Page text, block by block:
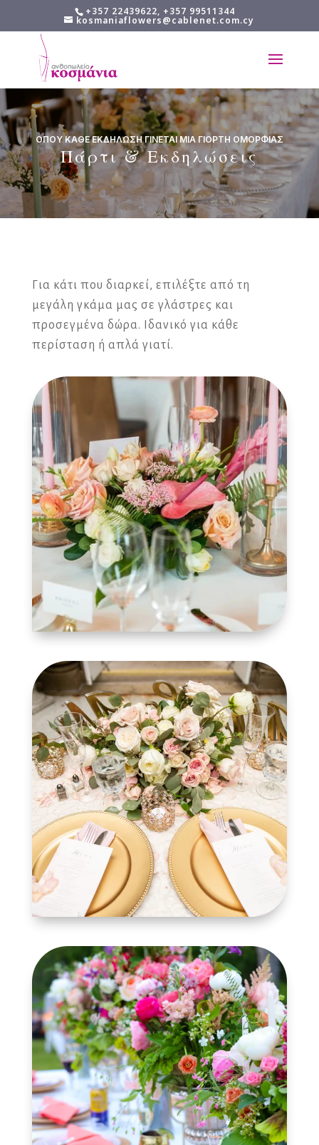
+357 22439622, +357 99511344
kosmaniaflowers@cablenet.com.cy
ΟΠΟΥ ΚΑΘΕ ΕΚΔΗΛΩΣΗ ΓΙΝΕΤΑΙ ΜΙΑ ΓΙΟΡΤΗ ΟΜΟΡΦΙΑΣ
Πάρτι & Εκδηλώσεις
Για κάτι που διαρκεί, επιλέξτε από τη
μεγάλη γκάμα μας σε γλάστρες και
προσεγμένα δώρα. Ιδανικό για κάθε
περίσταση ή απλά γιατί.